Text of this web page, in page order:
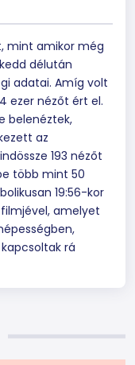
mint amikor még
délután
adatai. Amíg volt
ezer nézőt ért el.
belenéztek,
az
193 nézőt
több mint 50
19:56-kor
amelyet
rá